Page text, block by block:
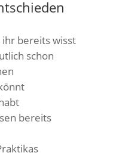
bereits wisst
schon
bereits